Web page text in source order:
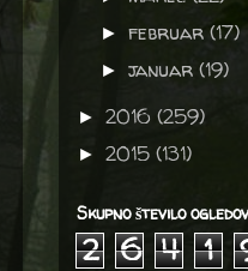
►februar(17)
►januar(19)
► 2016 (259)
► 2015 (131)
Skupno število
2 6 4 1